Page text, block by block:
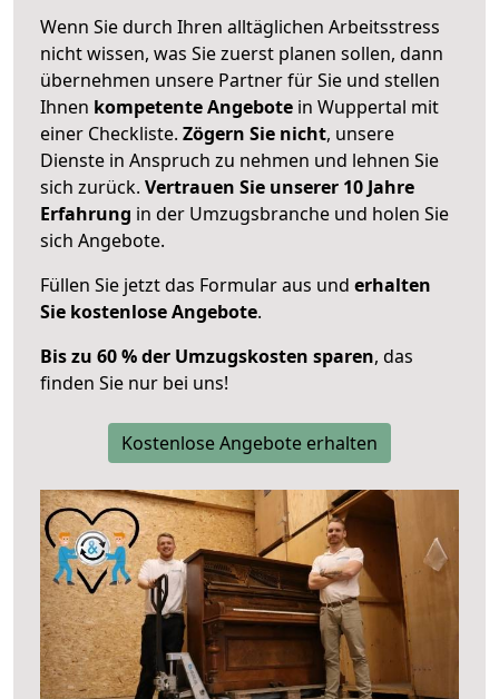
Wenn Sie durch Ihren alltäglichen Arbeitsstress
nicht wissen, was Sie zuerst planen sollen, dann
übernehmen unsere Partner für Sie und stellen
Ihnen kompetente Angebote in Wuppertal mit
einer Checkliste. Zögern Sie nicht, unsere
Dienste in Anspruch zu nehmen und lehnen Sie
sich zurück. Vertrauen Sie unserer 10 Jahre
Erfahrung in der Umzugsbranche und holen Sie
sich Angebote.
Füllen Sie jetzt das Formular aus und erhalten
Sie kostenlose Angebote.
Bis zu 60 % der Umzugskosten sparen, das
finden Sie nur bei uns!
Kostenlose Angebote erhalten